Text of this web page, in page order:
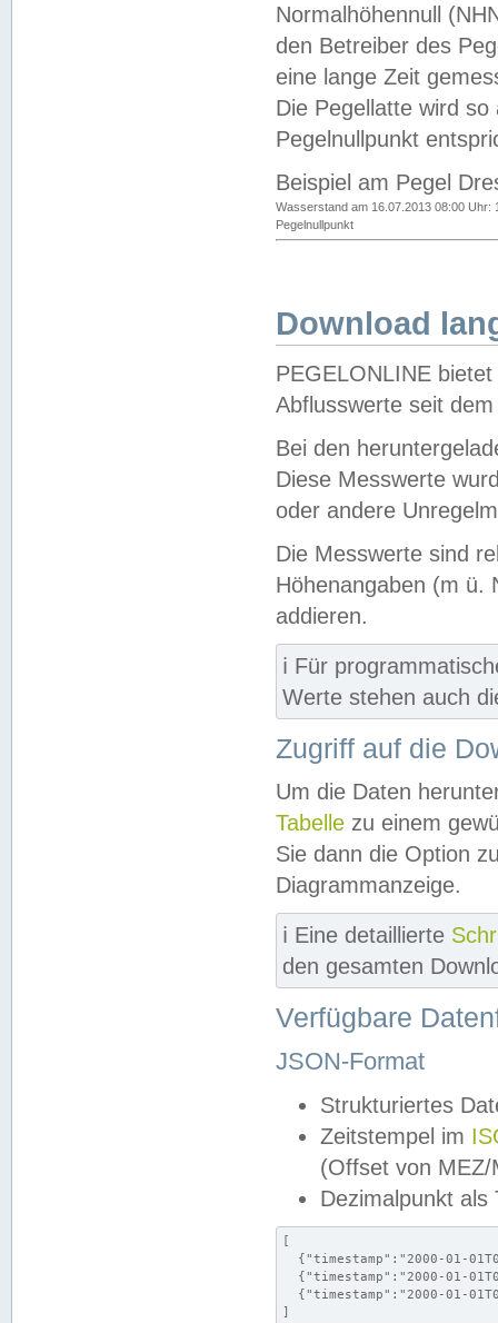
Normalhöhennull
den Betreiber des
eine lange Zeit
Die Pegellatte wird
Pegelnullpunkt
Beispiel am Pegel
Wasserstand am 16.07.2013 08:00 Uhr:
Pegelnullpunkt
Download
PEGELONLINE
Abflusswerte seit
Bei den
Diese Messwerte
oder andere
Die Messwerte sind
Höhenangaben (m ü.
addieren.
ℹ️ Für
Werte stehen auch
Zugriff auf die
Um die Daten
Tabelle zu einem
Sie dann die Option
Diagrammanzeige.
ℹ️ Eine detaillierte
den gesamten
Verfügbare
JSON-Format
Strukturiertes
Zeitstempel im
(Offset von MEZ/
Dezimalpunkt als
[
{"timestamp":"2000-01-
{"timestamp":"2000-01-
{"timestamp":"2000-01-
]